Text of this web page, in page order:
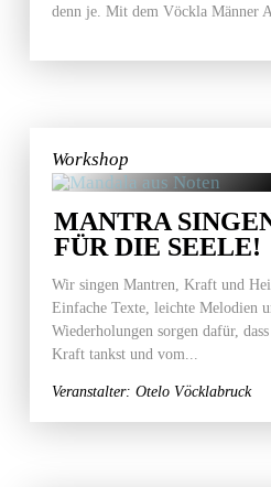
denn je. Mit dem Vöckla Männer
Workshop
MANTRA
FÜR DIE SEELE!
Wir singen Mantren, Kraft und
Einfache Texte, leichte Melodien
Wiederholungen sorgen dafür,
Kraft tankst und vom...
Veranstalter: Otelo Vöcklabruck